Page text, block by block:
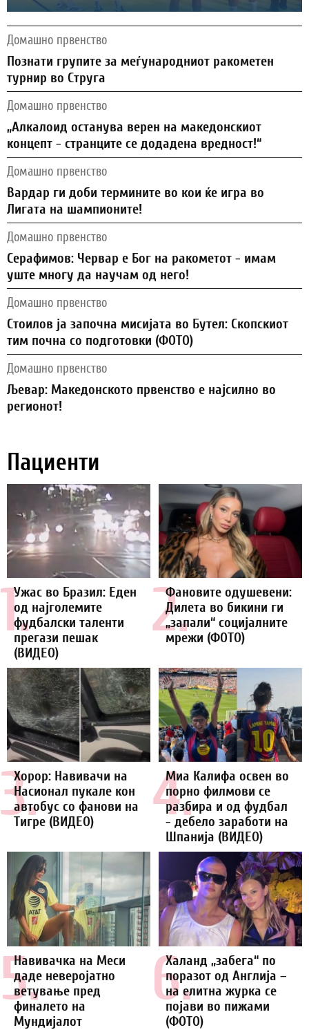
Домашно првенство
Познати групите за меѓународниот ракометен
турнир во Струга
Домашно првенство
„Алкалоид останува верен на македонскиот
концепт - странците се додадена вредност!“
Домашно првенство
Вардар ги доби термините во кои ќе игра во
Лигата на шампионите!
Домашно првенство
Серафимов: Червар е Бог на ракометот - имам
уште многу да научам од него!
Домашно првенство
Стоилов ја започна мисијата во Бутел: Скопскиот
тим почна со подготовки (ФОТО)
Домашно првенство
Љевар: Македонското првенство е најсилно во
регионот!
Пациенти
1.
Ужас во Бразил: Еден
од најголемите
фудбалски таленти
прегази пешак
(ВИДЕО)
2.
Фановите одушевени:
Дилета во бикини ги
„запали“ социјалните
мрежи (ФОТО)
3.
Хорор: Навивачи на
Насионал пукале кон
автобус со фанови на
Тигре (ВИДЕО)
4.
Миа Калифа освен во
порно филмови се
разбира и од фудбал
- дебело заработи на
Шпанија (ВИДЕО)
5.
Навивачка на Меси
даде неверојатно
ветување пред
финалето на
Мундијалот
6.
Халанд „забега“ по
поразот од Англија –
на елитна журка се
појави во пижами
(ФОТО)